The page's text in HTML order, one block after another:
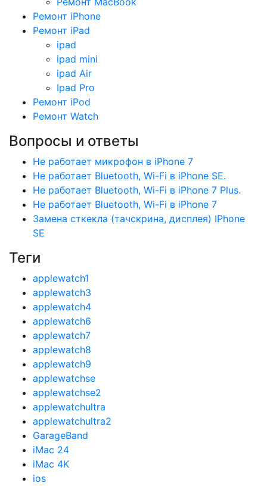
Ремонт iPhone
Ремонт iPad
ipad
ipad mini
ipad Air
Ipad Pro
Ремонт iPod
Ремонт Watch
Вопросы и ответы
Не работает микрофон в iPhone 7
Не работает Bluetooth, Wi-Fi в iPhone SE.
Не работает Bluetooth, Wi-Fi в iPhone 7 Plus.
Не работает Bluetooth, Wi-Fi в iPhone 7
Замена сткекла (тачскрина, дисплея) IPhone
SE
Теги
applewatch1
applewatch3
applewatch4
applewatch6
applewatch7
applewatch8
applewatch9
applewatchse
applewatchse2
applewatchultra
applewatchultra2
GarageBand
iMac 24
iMac 4K
ios